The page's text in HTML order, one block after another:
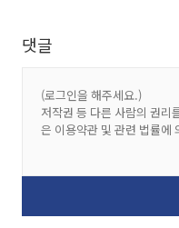
댓글